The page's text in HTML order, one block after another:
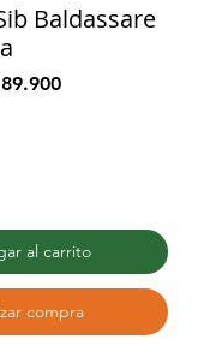
Baldassare
Precio
al carrito
compra